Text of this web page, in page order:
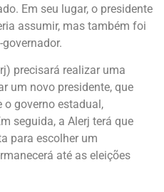
Em seu lugar, o presidente
assumir, mas também foi
precisará realizar uma
um novo presidente, que
governo estadual,
seguida, a Alerj terá que
para escolher um
até as eleições